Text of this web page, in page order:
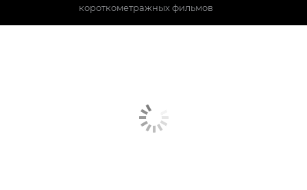
короткометражных фильмов